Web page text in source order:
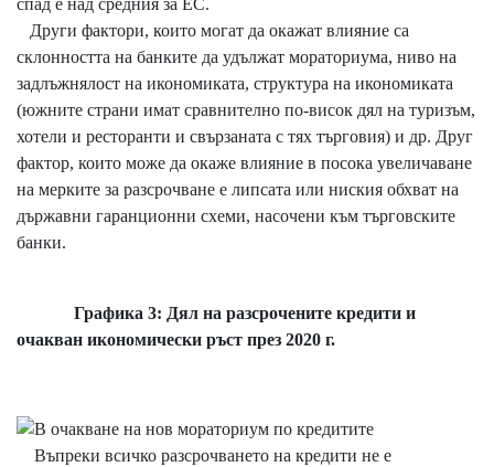
Други фактори, които могат да окажат влияние са
склонността на банките да удължат мораториума, ниво на
задлъжнялост на икономиката, структура на икономиката
(южните страни имат сравнително по-висок дял на туризъм,
хотели и ресторанти и свързаната с тях търговия) и др. Друг
фактор, които може да окаже влияние в посока увеличаване
на мерките за разсрочване е липсата или ниския обхват на
държавни гаранционни схеми, насочени към търговските
банки.
Графика 3: Дял на разсрочените кредити и
очакван икономически ръст през 2020 г.
Въпреки всичко разсрочването на кредити не е